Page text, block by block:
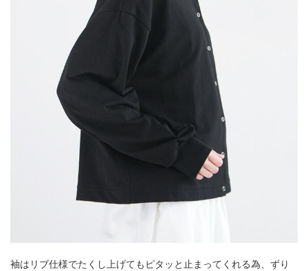
袖はリブ仕様でたくし上げてもピタッと止まってくれる為、ずり